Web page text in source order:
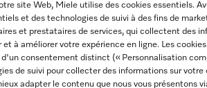
des données Conditions
site Web, Miele utilise des cookies essentiels.
et des technologies de suivi à des fins de
et prestataires de services, qui collectent des
à améliorer votre expérience en ligne. Les
consentement distinct (« Personnalisation
de suivi pour collecter des informations sur
adapter le contenu que nous vous présentons